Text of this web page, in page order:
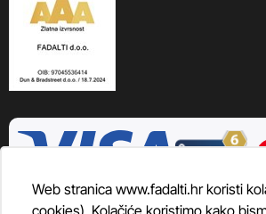
Web stranica www.fadalti.hr koristi
cookies). Kolačiće koristimo kako